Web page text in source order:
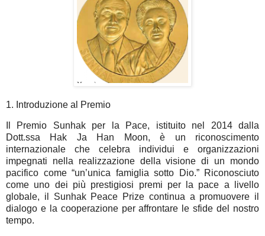
1. Introduzione al Premio
Il Premio Sunhak per la Pace, istituito nel 2014 dalla
Dott.ssa Hak Ja Han Moon, è un riconoscimento
internazionale che celebra individui e organizzazioni
impegnati nella realizzazione della visione di un mondo
pacifico come “un’unica famiglia sotto Dio.” Riconosciuto
come uno dei più prestigiosi premi per la pace a livello
globale, il Sunhak Peace Prize continua a promuovere il
dialogo e la cooperazione per affrontare le sfide del nostro
tempo.